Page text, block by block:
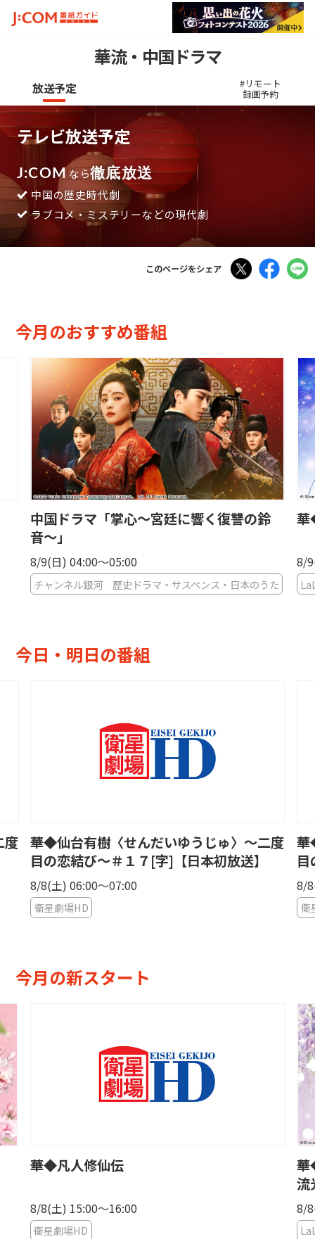
華流・中国ドラマ
放送予定 #リモート
録画予約
テレビ放送予定
J:COM なら徹底放送
中国の歴史時代劇
ラブコメ・ミステリーなどの現代劇
このページをシェア Tweet
今月のおすすめ番組
中国ドラマ「掌心〜宮廷に響く復讐の鈴
音〜」
8/9(日) 04:00〜05:00
チャンネル銀河 歴史ドラマ・サスペンス・日本のうた
華
8/
今日・明日の番組
度
華◆仙台有樹〈せんだいゆうじゅ〉〜二度
目の恋結び〜＃１７[字]【日本初放送】
8/8(土) 06:00〜07:00
衛星劇場HD
華
8/
衛
今月の新スタート
華◆凡人修仙伝
8/8(土) 15:00〜16:00
衛星劇場HD
華
流
8/